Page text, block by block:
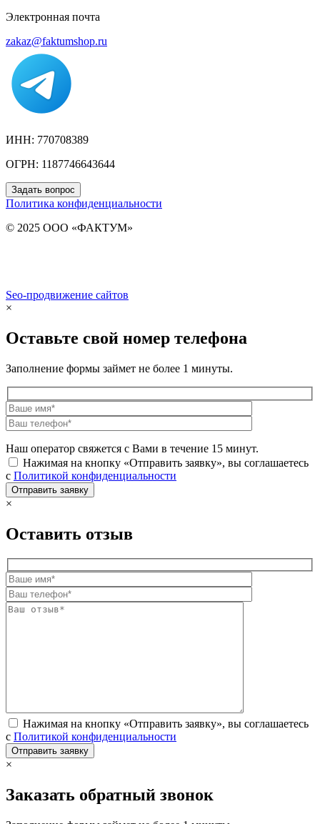
Электронная почта
zakaz@faktumshop.ru
ИНН: 770708389
ОГРН: 1187746643644
Задать вопрос
Политика конфиденциальности
© 2025 ООО «ФАКТУМ»
Seo-продвижение сайтов
×
Оставьте свой номер телефона
Заполнение формы займет не более 1 минуты.
Наш оператор свяжется с Вами в течение 15 минут.
Нажимая на кнопку «Отправить заявку», вы соглашаетесь
с Политикой конфиденциальности
×
Оставить отзыв
Нажимая на кнопку «Отправить заявку», вы соглашаетесь
с Политикой конфиденциальности
×
Заказать обратный звонок